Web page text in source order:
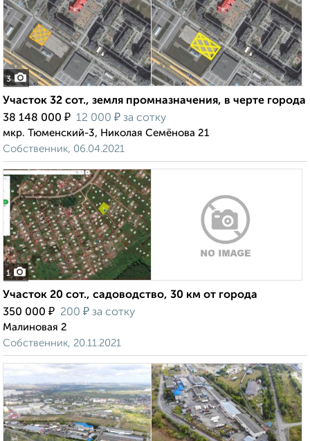
3
Участок 32 сот., земля промназначения, в черте города
38 148 000 ₽ 12 000 ₽ за сотку
мкр. Тюменский-3, Николая Семёнова 21
Собственник, 06.04.2021
1
Участок 20 сот., садоводство, 30 км от города
350 000 ₽ 200 ₽ за сотку
Малиновая 2
Собственник, 20.11.2021